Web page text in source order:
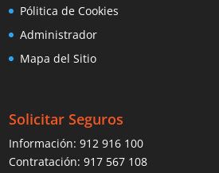
Pólitica de Cookies
Administrador
Mapa del Sitio
Solicitar Seguros
Información:912 916 100
Contratación:917 567 108